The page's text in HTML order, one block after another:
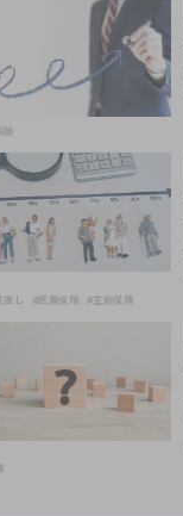
険
直し #医療保険 #生命保険